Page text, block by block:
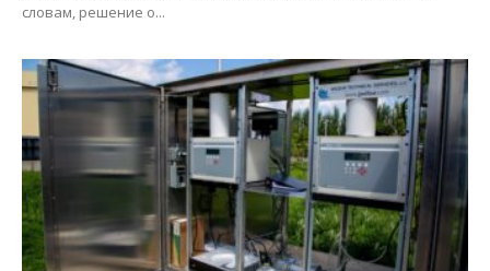
словам, решение о...